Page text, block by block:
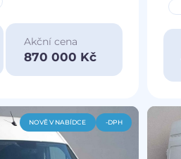
Akční cena
870 000 Kč
NOVĚ V NABÍDCE -DPH